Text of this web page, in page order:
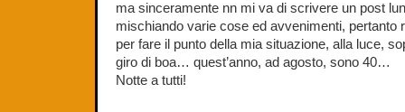
ma sinceramente nn mi va di scrivere un post
mischiando varie cose ed avvenimenti, pertanto
per fare il punto della mia situazione, alla luce,
giro di boa… quest’anno, ad agosto, sono 40…
Notte a tutti!